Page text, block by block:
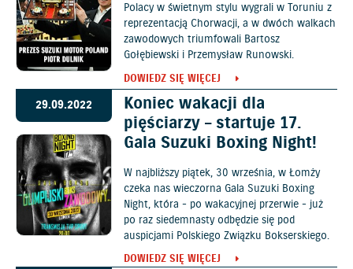
Polacy w świetnym stylu wygrali w Toruniu z
reprezentacją Chorwacji, a w dwóch walkach
zawodowych triumfowali Bartosz
Gołębiewski i Przemysław Runowski.
DOWIEDZ SIĘ WIĘCEJ
29.09.2022
Koniec wakacji dla
pięściarzy – startuje 17.
Gala Suzuki Boxing Night!
W najbliższy piątek, 30 września, w Łomży
czeka nas wieczorna Gala Suzuki Boxing
Night, która - po wakacyjnej przerwie - już
po raz siedemnasty odbędzie się pod
auspicjami Polskiego Związku Bokserskiego.
DOWIEDZ SIĘ WIĘCEJ